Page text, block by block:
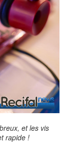
et les vis
rapide !